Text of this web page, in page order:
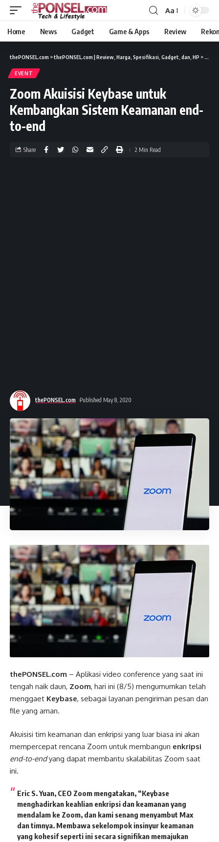
Aa
Home News Gadget Game & Apps Review
thePONSEL.com >thePONSEL.com | Review, Harga, Spesifikasi, Gadget, dan, HP > Event
EVENT
Zoom Akuisisi Keybase untuk
Kembangkan Sistem Keamanan end-
to-end
thePONSEL.com Published May 8, 2020
Share 2 Min Read
thePONSEL.com – Aplikasi video conference yang saat ini
tengah naik daun, Zoom, hari ini (8/5) mengumumkan telah
menggaet Keybase, sebagai layanan pengiriman pesan dan
file yang aman.
Akuisisi tim keamanan dan enkripsi yang luar biasa ini akan
mempercepat rencana Zoom untuk membangun enkripsi
end-to-endyang dapat membantu skalabilitas Zoom saat
ini.
Eric S. Yuan, CEO Zoom mengatakan, “Keybase
menghadirkan keahlian enkripsi dan keamanan yang
mendalam ke Zoom, dan kami senang menyambut Max
dan timnya. Membawa sekelompok insinyur keamanan
yang kohesif seperti ini secara signifikan memajukan